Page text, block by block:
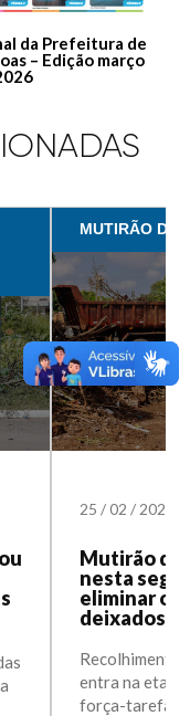
da Prefeitura de
– Edição março
MUTIRÃO DE
25/02/ 2024
Mutirão de
nesta
eliminar os
deixados
Recolhimento
entra na
força-tarefa